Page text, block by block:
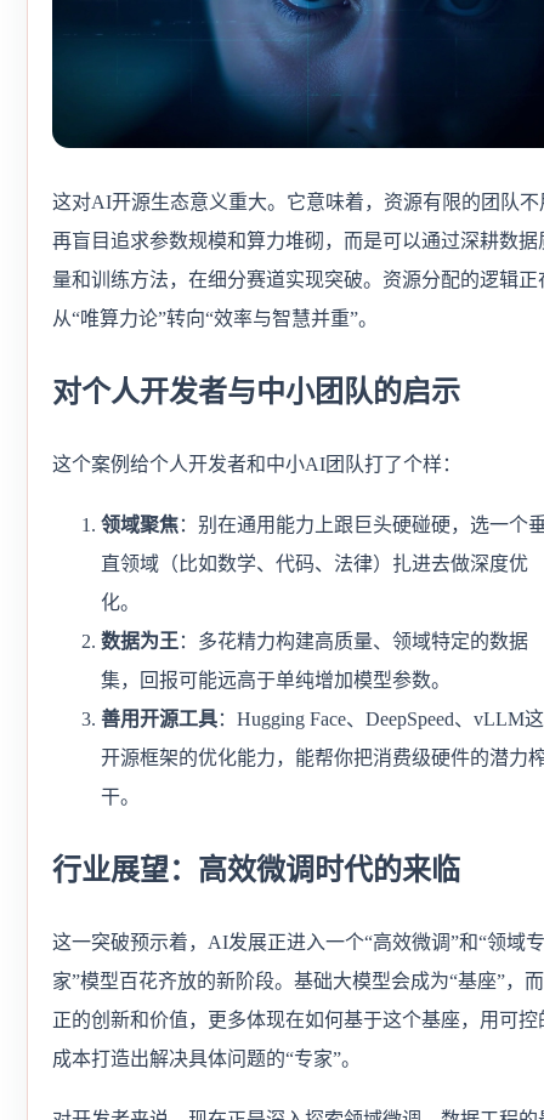
这对AI开源生态意义重大。它意味着，资源有限的团队不
再盲目追求参数规模和算力堆砌，而是可以通过深耕数据
量和训练方法，在细分赛道实现突破。资源分配的逻辑正
从“唯算力论”转向“效率与智慧并重”。
对个人开发者与中小团队的启示
这个案例给个人开发者和中小AI团队打了个样：
领域聚焦：别在通用能力上跟巨头硬碰硬，选一个
直领域（比如数学、代码、法律）扎进去做深度优
化。
数据为王 ：多花精力构建高质量、领域特定的数据
集，回报可能远高于单纯增加模型参数。
善用开源工具：Hugging Face、DeepSpeed、vLLM
开源框架的优化能力，能帮你把消费级硬件的潜力
干。
行业展望：高效微调时代的来临
这一突破预示着，AI发展正进入一个“高效微调”和“领域专
家”模型百花齐放的新阶段。基础大模型会成为“基座”，
正的创新和价值，更多体现在如何基于这个基座，用可控
成本打造出解决具体问题的“专家”。